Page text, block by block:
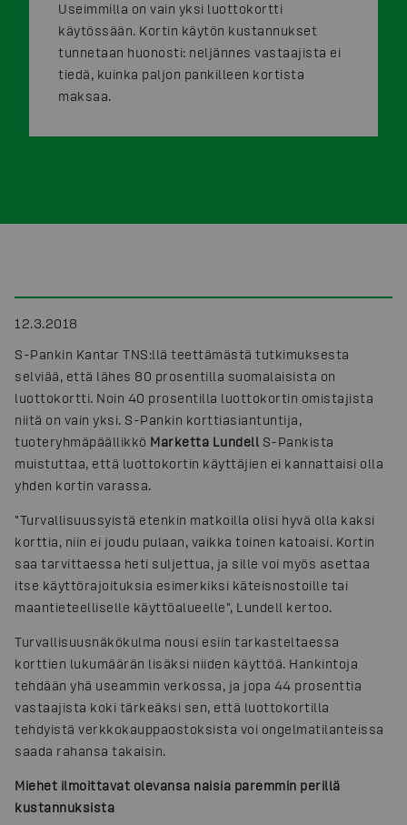
Useimmilla on vain yksi luottokortti
käytössään. Kortin käytön kustannukset
tunnetaan huonosti: neljännes vastaajista ei
tiedä, kuinka paljon pankilleen kortista
maksaa.
12.3.2018
S-Pankin Kantar TNS:llä teettämästä tutkimuksesta
selviää, että lähes 80 prosentilla suomalaisista on
luottokortti. Noin 40 prosentilla luottokortin omistajista
niitä on vain yksi. S-Pankin korttiasiantuntija,
tuoteryhmäpäällikkö Marketta Lundell S-Pankista
muistuttaa, että luottokortin käyttäjien ei kannattaisi olla
yhden kortin varassa.
"Turvallisuussyistä etenkin matkoilla olisi hyvä olla kaksi
korttia, niin ei joudu pulaan, vaikka toinen katoaisi. Kortin
saa tarvittaessa heti suljettua, ja sille voi myös asettaa
itse käyttörajoituksia esimerkiksi käteisnostoille tai
maantieteelliselle käyttöalueelle", Lundell kertoo.
Turvallisuusnäkökulma nousi esiin tarkasteltaessa
korttien lukumäärän lisäksi niiden käyttöä. Hankintoja
tehdään yhä useammin verkossa, ja jopa 44 prosenttia
vastaajista koki tärkeäksi sen, että luottokortilla
tehdyistä verkkokauppaostoksista voi ongelmatilanteissa
saada rahansa takaisin.
Miehet ilmoittavat olevansa naisia paremmin perillä
kustannuksista